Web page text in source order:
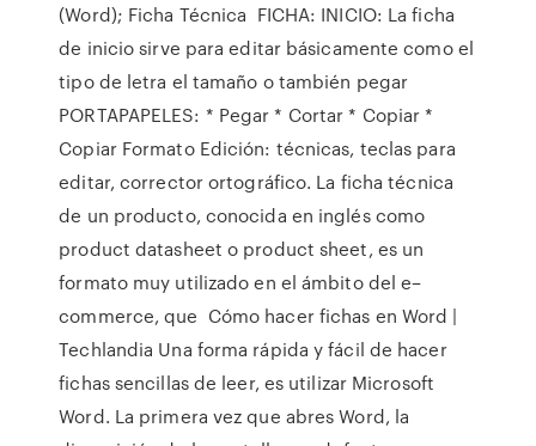
(Word); Ficha Técnica FICHA: INICIO: La ficha
de inicio sirve para editar básicamente como el
tipo de letra el tamaño o también pegar
PORTAPAPELES: * Pegar * Cortar * Copiar *
Copiar Formato Edición: técnicas, teclas para
editar, corrector ortográfico. La ficha técnica
de un producto, conocida en inglés como
product datasheet o product sheet, es un
formato muy utilizado en el ámbito del e–
commerce, que Cómo hacer fichas en Word |
Techlandia Una forma rápida y fácil de hacer
fichas sencillas de leer, es utilizar Microsoft
Word. La primera vez que abres Word, la